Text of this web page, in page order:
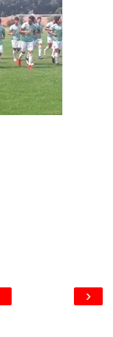
›